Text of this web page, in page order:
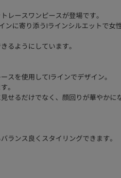
レースワンピースが登場です。
ンに寄り添うIラインシルエットで女
るようにしています。
スを使用してIラインでデザイン。
。
せるだけでなく、顔回りが華やかに
ランス良くスタイリングできます。